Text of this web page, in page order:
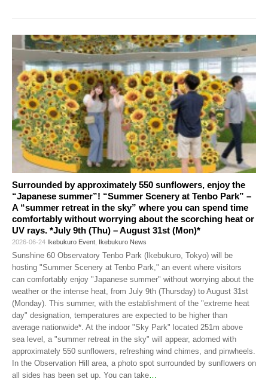
Surrounded by approximately 550 sunflowers, enjoy the
“Japanese summer”! “Summer Scenery at Tenbo Park” –
A “summer retreat in the sky” where you can spend time
comfortably without worrying about the scorching heat or
UV rays. *July 9th (Thu) – August 31st (Mon)*
2026-06-24 Ikebukuro Event Ikebukuro News
Sunshine 60 Observatory Tenbo Park (Ikebukuro, Tokyo) will be
hosting "Summer Scenery at Tenbo Park," an event where visitors
can comfortably enjoy "Japanese summer" without worrying about the
weather or the intense heat, from July 9th (Thursday) to August 31st
(Monday). This summer, with the establishment of the "extreme heat
day" designation, temperatures are expected to be higher than
average nationwide*. At the indoor "Sky Park" located 251m above
sea level, a "summer retreat in the sky" will appear, adorned with
approximately 550 sunflowers, refreshing wind chimes, and pinwheels.
In the Observation Hill area, a photo spot surrounded by sunflowers on
all sides has been set up. You can take…